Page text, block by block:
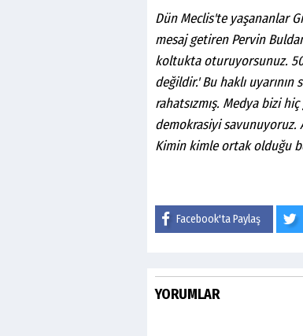
Dün Meclis'te yaşananlar
mesaj getiren Pervin
koltukta oturuyorsunuz. 50
değildir.' Bu haklı
rahatsızmış. Medya bizi
demokrasiyi savunuyoruz.
Kimin kimle ortak olduğu
Facebook'ta Paylaş
YORUMLAR